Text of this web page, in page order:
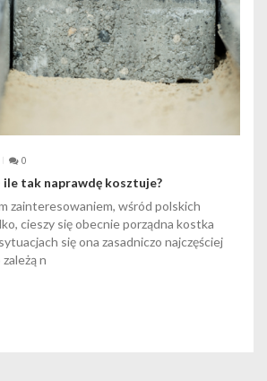
0
tak naprawdę kosztuje?
zainteresowaniem, wśród polskich
cieszy się obecnie porządna kostka
się ona zasadniczo najczęściej
n